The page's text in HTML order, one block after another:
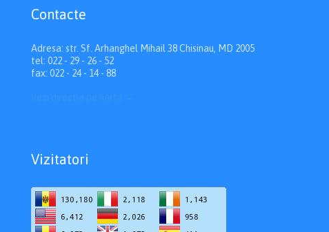
Contacte
Adresa: str. Sf. Arhanghel Mihail 38 Chisinau, MD 2005
tel: 022 - 29 - 26 - 52
fax: 022 - 24 - 14 - 88
Vizitatori